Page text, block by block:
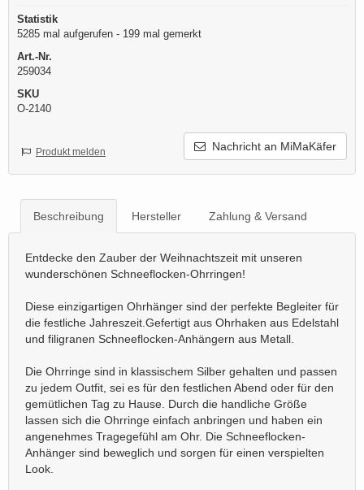
Statistik
5285 mal aufgerufen - 199 mal gemerkt
Art.-Nr.
259034
SKU
O-2140
Nachricht an MiMaKäfer
Produkt melden
Beschreibung Hersteller Zahlung & Versand
Entdecke den Zauber der Weihnachtszeit mit unseren
wunderschönen Schneeflocken-Ohrringen!
Diese einzigartigen Ohrhänger sind der perfekte Begleiter für
die festliche Jahreszeit.Gefertigt aus Ohrhaken aus Edelstahl
und filigranen Schneeflocken-Anhängern aus Metall.
Die Ohrringe sind in klassischem Silber gehalten und passen
zu jedem Outfit, sei es für den festlichen Abend oder für den
gemütlichen Tag zu Hause. Durch die handliche Größe
lassen sich die Ohrringe einfach anbringen und haben ein
angenehmes Tragegefühl am Ohr. Die Schneeflocken-
Anhänger sind beweglich und sorgen für einen verspielten
Look.